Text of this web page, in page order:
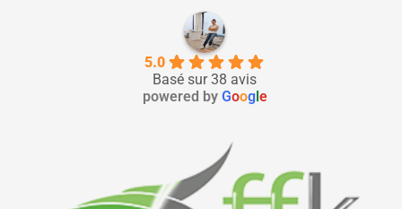
5.0
Basé sur 38 avis
powered by Googl e